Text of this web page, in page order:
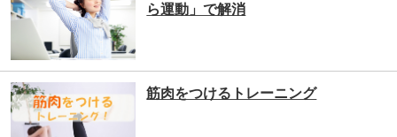
ら運動」で解消
筋肉をつけるトレーニング